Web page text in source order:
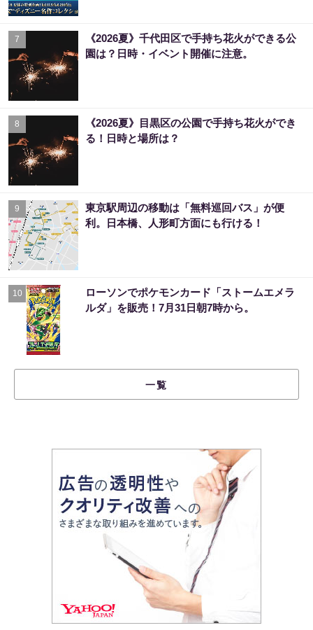
7
《2026夏》千代田区で手持ち花火ができる公
園は？日時・イベント開催に注意。
8
《2026夏》目黒区の公園で手持ち花火ができ
る！日時と場所は？
9
東京駅周辺の移動は「無料巡回バス」が便
利。日本橋、人形町方面にも行ける！
10
ローソンでポケモンカード「ストームエメラ
ルダ」を販売！7月31日朝7時から。
一覧